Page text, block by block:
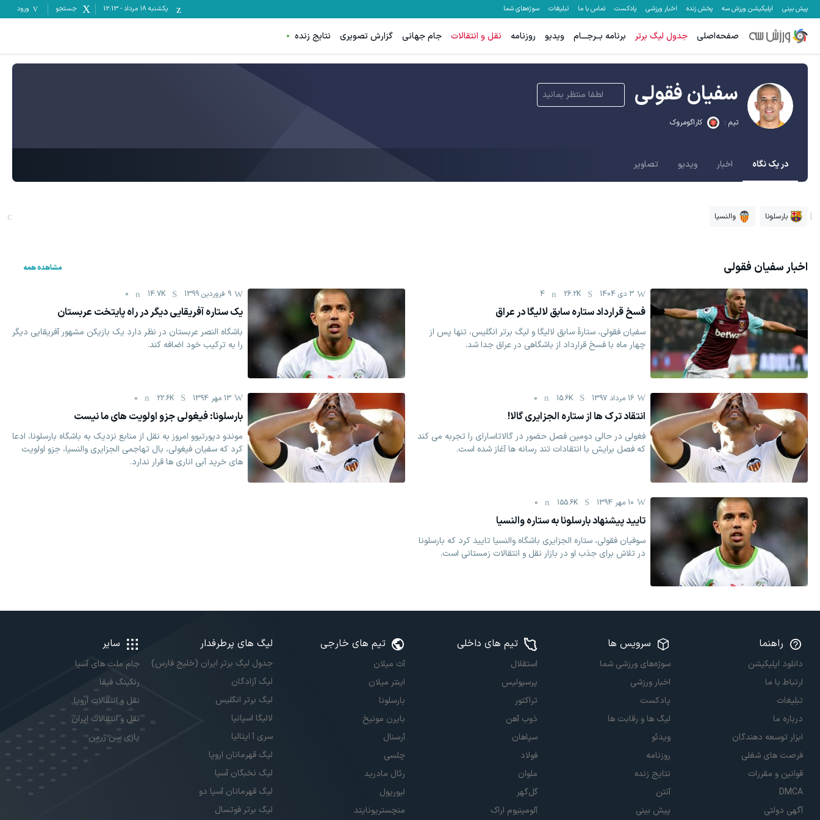
پیش بینی اپلیکیشن ورزش سه پخش زنده اخبار ورزشی پادکست تماس با ما تبلیغات سوژه‌های شما یکشنبه ۱۸ مرداد -
12:13 جستجو ورود
صفحه‌اصلی جدول لیگ برتر برنامه بــرجـــام ویدیو روزنامه نقل و انتقالات جام جهانی گزارش تصویری نتایج زنده
سفیان فقولی لطفا منتظر بمانید
تیم : کاراگومروک
در یک نگاه اخبار ویدیو تصاویر
بارسلونا والنسیا
اخبارسفیان فقولی مشاهده همه
3 دی 1404 26.2K
4
فسخ قرارداد ستاره سابق لالیگا در عراق
سفیان فقولی، ستارهٔ سابق لالیگا و لیگ برتر انگلیس، تنها پس از
چهار ماه با فسخ قرارداد از باشگاهی در عراق جدا شد.
9 فروردين 1399 14.7K
0
یک ستاره آفریقایی دیگر در راه پایتخت عربستان
باشگاه النصر عربستان در نظر دارد یک بازیکن مشهور آفریقایی دیگر
را به ترکیب خود اضافه کند.
16 مرداد 1397 15.6K
0
انتقاد ترک ها از ستاره الجزایری گالا!
فغولی در حالی دومین فصل حضور در گالاتاسارای را تجربه می کند
که فصل برایش با انتقادات تند رسانه ها آغاز شده است.
13 مهر 1394 22.6K
0
بارسلونا: فیغولی جزو اولویت های ما نیست
موندو دپورتیوو امروز به نقل از منابع نزدیک به باشگاه بارسلونا، ادعا
کرد که سفیان فیغولی، بال تهاجمی الجزایری والنسیا، جزو اولویت
های خرید آبی اناری ها قرار ندارد.
10 مهر 1394 155.6K
0
تایید پیشنهاد بارسلونا به ستاره والنسیا
سوفیان فقولی، ستاره الجزایری باشگاه والنسیا تایید کرد که بارسلونا
در تلاش برای جذب او در بازار نقل و انتقالات زمستانی است.
راهنما
دانلود اپلیکیشن
ارتباط با ما
تبلیغات
درباره ما
ابزار توسعه دهندگان
فرصت های شغلی
قوانین و مقررات
DMCA
آگهی دولتی
سرویس ها
سوژه‌های ورزشی شما
اخبار ورزشی
پادکست
لیگ ها و رقابت ها
ویدئو
روزنامه
نتایج زنده
آنتن
پیش بینی
تیم های داخلی
استقلال
پرسپولیس
تراکتور
ذوب آهن
سپاهان
فولاد
ملوان
گل‌گهر
آلومینیوم اراک
تیم های خارجی
آث میلان
اینتر میلان
بارسلونا
بایرن مونیخ
آرسنال
چلسی
رئال مادرید
لیورپول
منچستریونایتد
لیگ های پرطرفدار
جدول لیگ برتر ایران (خلیج فارس)
لیگ آزادگان
لیگ برتر انگلیس
لالیگا اسپانیا
سری آ ایتالیا
لیگ قهرمانان اروپا
لیگ نخبگان آسیا
لیگ قهرمانان آسیا دو
لیگ برتر فوتسال
سایر
جام ملت های آسیا
رنکینگ فیفا
نقل و انتقالات اروپا
نقل و انتقالات ایران
پاری سن ژرمن